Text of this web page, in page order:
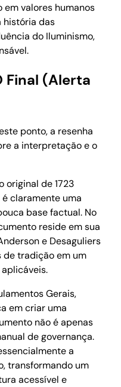
valores humanos
história das
do Iluminismo,
Final (Alerta
ponto, a resenha
a interpretação e o
original de 1723
claramente uma
base factual. No
reside em sua
e Desaguliers
de tradição em um
Gerais,
em criar uma
não é apenas
de governança.
a
transformando um
acessível e